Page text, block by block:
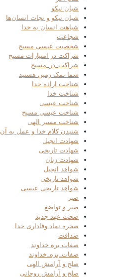
شبان نیکو
شبان نیکو و نجات انسان‌ها
شباهت انسان به خدا
شجاعت
شخصیت عیسی مسیح
شراکت در امتیازات مسیح
شراکت_در_مسیح
شما نمک زمین هستید
شناخت اراده خدا
شناخت خدا
شناخت عیسی
شناخت عیسی مسیح
شناخت مسیر الهی
شنیدن کلام خدا و عمل به آن
شهادت انجیل
شهادت تاریخی
شهادت زنان
شواهد انجیل
شواهد تاریخی
شواهد تاریخی عیسی
صبر
صبر و تواضع
صحت عهد جدید
صخره نماد وفاداری خدا
صداقت
صفات بره خداوند
صفات_بره_خداوند
صلح و آرامش الهی
صلح و آرامش روحانی